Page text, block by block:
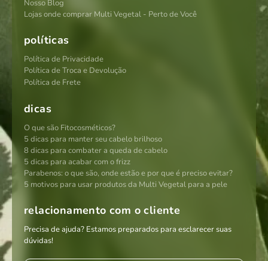
Nosso Blog
Lojas onde comprar Multi Vegetal - Perto de Você
políticas
Política de Privacidade
Política de Troca e Devolução
Política de Frete
dicas
O que são Fitocosméticos?
5 dicas para manter seu cabelo brilhoso
8 dicas para combater a queda de cabelo
5 dicas para acabar com o frizz
Parabenos: o que são, onde estão e por que é preciso evitar?
5 motivos para usar produtos da Multi Vegetal para a pele
relacionamento com o cliente
Precisa de ajuda? Estamos preparados para esclarecer suas
dúvidas!